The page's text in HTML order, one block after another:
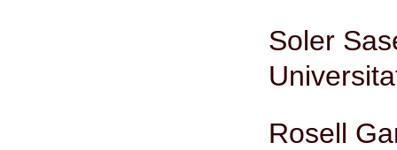
Soler
Rosell